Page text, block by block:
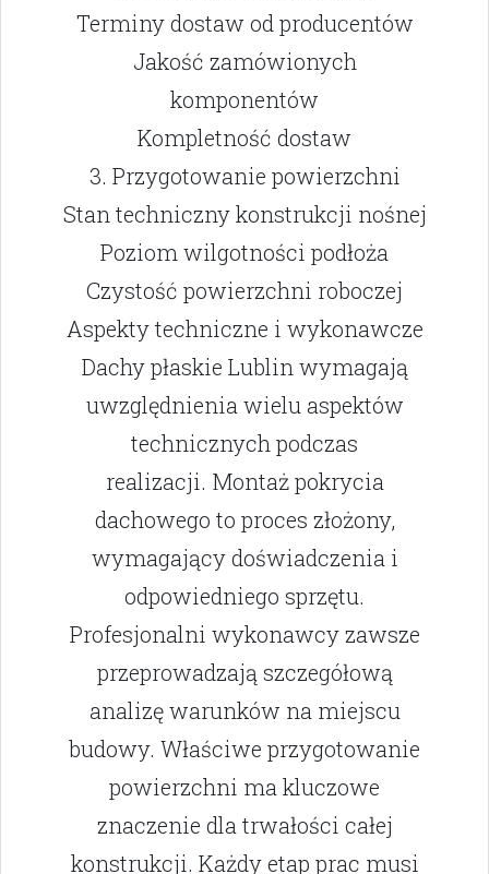
Terminy dostaw od producentów
Jakość zamówionych
komponentów
Kompletność dostaw
3. Przygotowanie powierzchni
Stan techniczny konstrukcji nośnej
Poziom wilgotności podłoża
Czystość powierzchni roboczej
Aspekty techniczne i wykonawcze
Dachy płaskie Lublin wymagają
uwzględnienia wielu aspektów
technicznych podczas
realizacji. Montaż pokrycia
dachowego to proces złożony,
wymagający doświadczenia i
odpowiedniego sprzętu.
Profesjonalni wykonawcy zawsze
przeprowadzają szczegółową
analizę warunków na miejscu
budowy. Właściwe przygotowanie
powierzchni ma kluczowe
znaczenie dla trwałości całej
konstrukcji. Każdy etap prac musi